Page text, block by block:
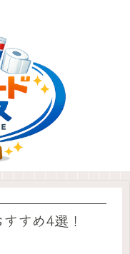
すめ4選！